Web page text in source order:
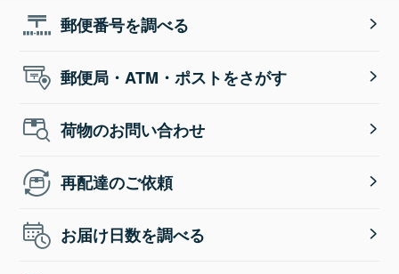
郵便番号を調べる
郵便局・ATM・ポストをさがす
荷物のお問い合わせ
再配達のご依頼
お届け日数を調べる